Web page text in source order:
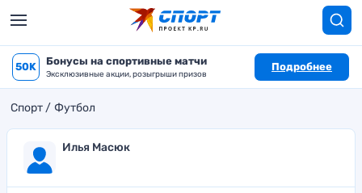
50K Бонусы на спортивные матчи
Эксклюзивные акции, розыгрыши призов
Подробнее
Спорт Футбол
Илья Масюк